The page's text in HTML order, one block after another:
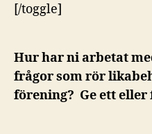
[/toggle]
Hur har ni arbetat
frågor som rör
förening? Ge ett eller